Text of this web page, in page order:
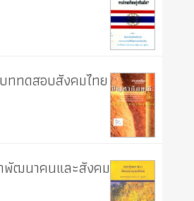
ทดสอบสังคมไทย
พัฒนาคนและสังคม